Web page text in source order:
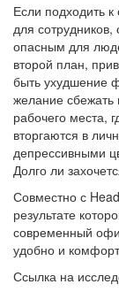
Если подходить к
для сотрудников,
опасным для
второй план,
быть ухудшение
желание сбежать
рабочего места,
вторгаются в
депрессивными
Долго ли
Совместно с
результате
современный
удобно и
Ссылка на